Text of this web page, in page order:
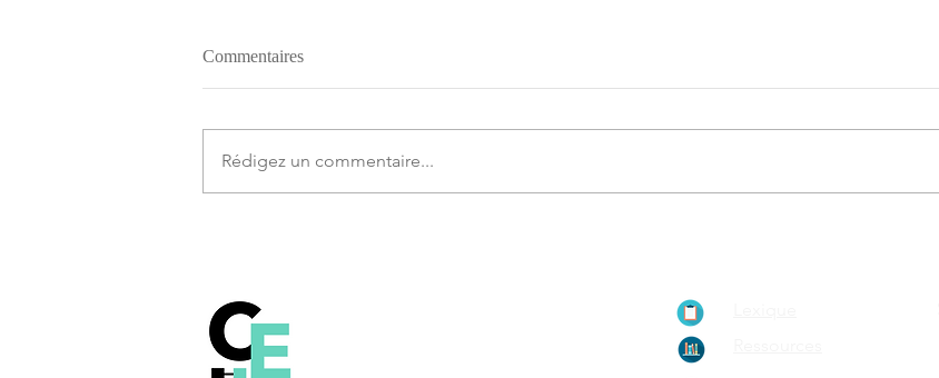
Commentaires
Rédigez un commentaire...